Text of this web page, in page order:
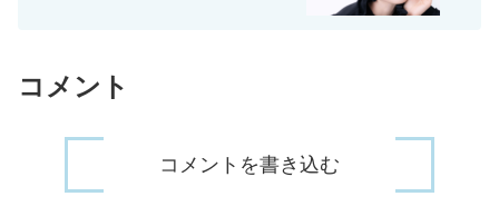
コメント
コメントを書き込む